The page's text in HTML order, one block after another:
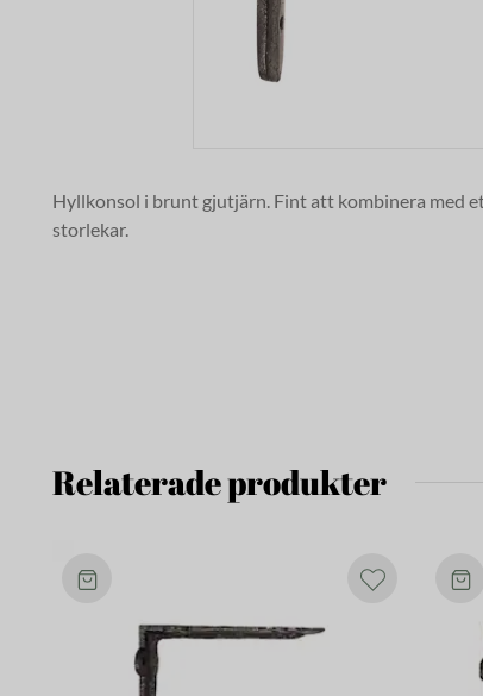
Hyllkonsol i brunt gjutjärn. Fint att kombinera med
storlekar.
Relaterade produkter